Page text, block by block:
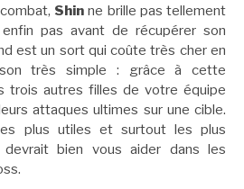
Shin ne brille pas tellement
pas avant de récupérer son
est un sort qui coûte très cher en
très simple : grâce à cette
trois autres filles de votre équipe
attaques ultimes sur une cible.
plus utiles et surtout les plus
bien vous aider dans les